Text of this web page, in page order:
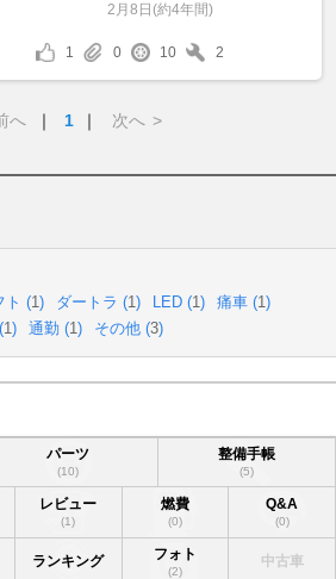
2月8日(約4年間)
1 0 10 2
へ ｜ 1 ｜ 次へ >
ト (1) ダートラ (1) LED (1) 痛車 (1)
1) 通勤 (1) その他 (3)
パーツ
(10)
整備手帳
(5)
レビュー
(1)
燃費
(0)
Q&A
(0)
ランキング フォト
(2)
中古車